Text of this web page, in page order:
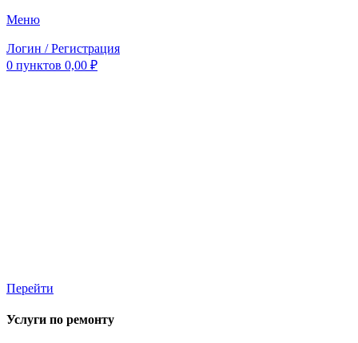
Меню
Логин / Регистрация
0 пунктов 0,00 ₽
Перейти
Услуги по ремонту